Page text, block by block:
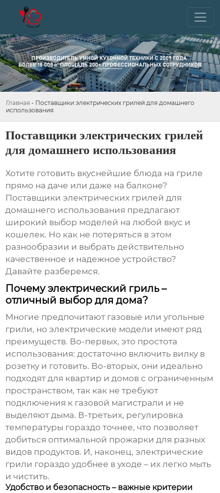
Главная - Поставщики электрических грилей для домашнего
использования
Поставщики электрических грилей
для домашнего использования
Хотите готовить вкуснейшие блюда на гриле
прямо на даче или даже на балконе?
Поставщики электрических грилей для
домашнего использования предлагают
широкий выбор моделей на любой вкус и
кошелек. Но как не потеряться в этом
разнообразии и выбрать действительно
качественное и надежное устройство?
Давайте разберемся.
Почему электрический гриль –
отличный выбор для дома?
Многие предпочитают газовые или угольные
грили, но электрические модели имеют ряд
преимуществ. Во-первых, это простота
использования: достаточно включить вилку в
розетку и готовить. Во-вторых, они идеально
подходят для квартир и домов с ограниченным
пространством, так как не требуют
подключения к газовой магистрали и не
выделяют дыма. В-третьих, регулировка
температуры гораздо точнее, что позволяет
добиться оптимальной прожарки для разных
видов продуктов. И, наконец, электрические
грили гораздо удобнее в уходе – их легко мыть
и чистить.
Удобство и безопасность – важные критерии